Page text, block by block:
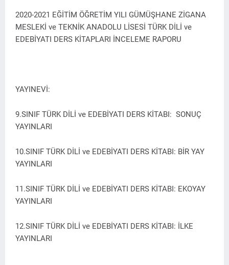
2020-2021 EĞİTİM ÖĞRETİM YILI GÜMÜŞHANE ZİGANA
MESLEKİ ve TEKNİK ANADOLU LİSESİ TÜRK DİLİ ve
EDEBİYATI DERS KİTAPLARI İNCELEME RAPORU
YAYINEVİ:
9.SINIF TÜRK DİLİ ve EDEBİYATI DERS KİTABI: SONUÇ
YAYINLARI
10.SINIF TÜRK DİLİ ve EDEBİYATI DERS KİTABI: BİR YAY
YAYINLARI
11.SINIF TÜRK DİLİ ve EDEBİYATI DERS KİTABI: EKOYAY
YAYINLARI
12.SINIF TÜRK DİLİ ve EDEBİYATI DERS KİTABI: İLKE
YAYINLARI